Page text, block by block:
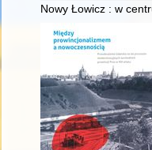
Nowy Łowicz : w